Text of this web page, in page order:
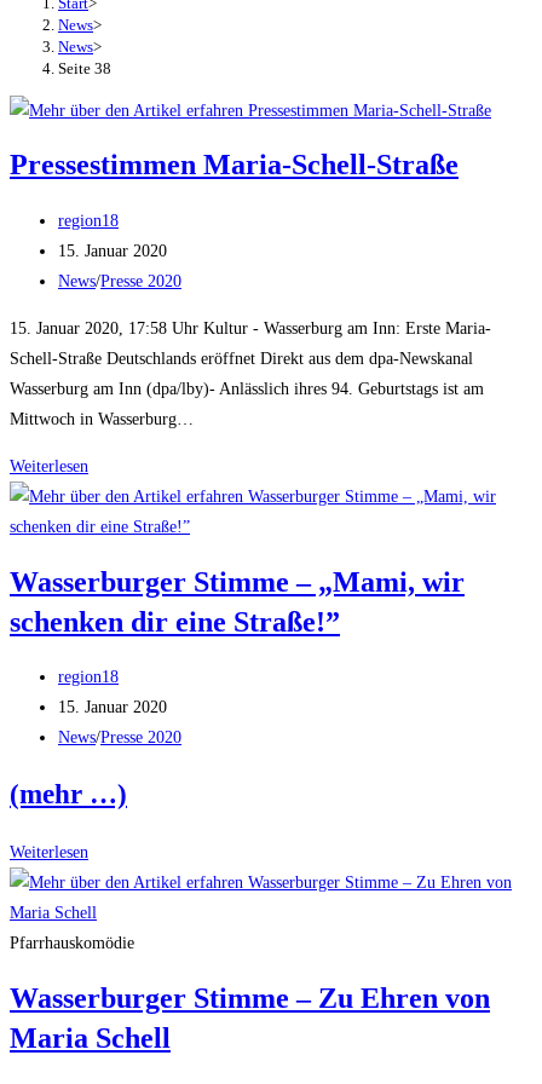
News>
News>
Seite 38
Pressestimmen Maria-Schell-Straße
Beitrags-
Autor:
region18
Beitrag
veröffentlicht:
15. Januar 2020
Beitrags-
News/Presse 2020
15. Januar 2020, 17:58 Uhr Kultur - Wasserburg am Inn: Erste Maria-
Schell-Straße Deutschlands eröffnet Direkt aus dem dpa-Newskanal
Wasserburg am Inn (dpa/lby)- Anlässlich ihres 94. Geburtstags ist am
Mittwoch in Wasserburg…
Weiterlesen
Maria-
Schell-
Wasserburger Stimme – „Mami, wir
schenken dir eine Straße!”
Beitrags-
Autor:
region18
Beitrag
veröffentlicht:
15. Januar 2020
Beitrags-
News/Presse 2020
(mehr …)
Weiterlesen
Stimme
–
„Mami,
schenken
dir
Pfarrhauskomödie
Wasserburger Stimme – Zu Ehren von
Maria Schell